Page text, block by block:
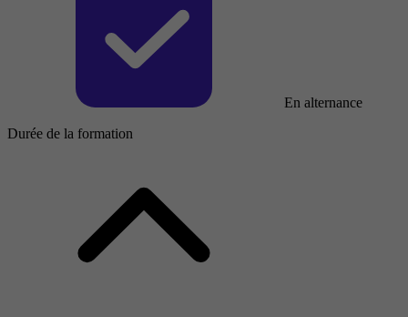
En alternance
Durée de la formation